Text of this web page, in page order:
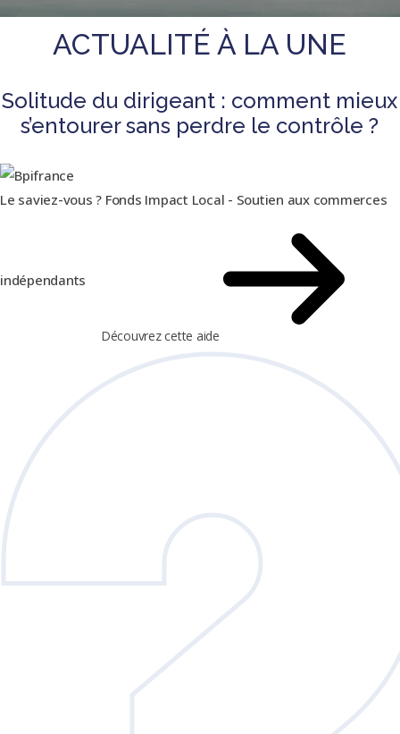
ACTUALITÉ À LA UNE
Solitude du dirigeant : comment mieux
s’entourer sans perdre le contrôle ?
Le saviez-vous ? Fonds Impact Local - Soutien aux commerces
indépendants
Découvrez cette aide